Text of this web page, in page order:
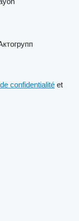
confidentialité et